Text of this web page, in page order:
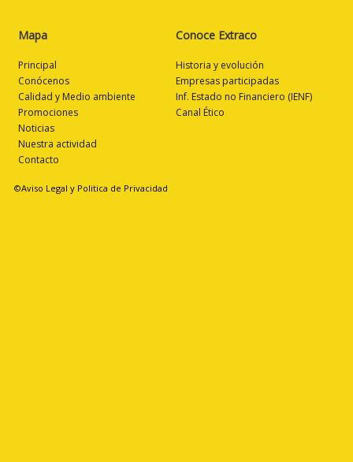
Mapa
Principal
Conócenos
Calidad y Medio ambiente
Promociones
Noticias
Nuestra actividad
Contacto
Conoce Extraco
Historia y evolución
Empresas participadas
Inf. Estado no Financiero (IENF)
Canal Ético
©Aviso Legal y Politica de Privacidad